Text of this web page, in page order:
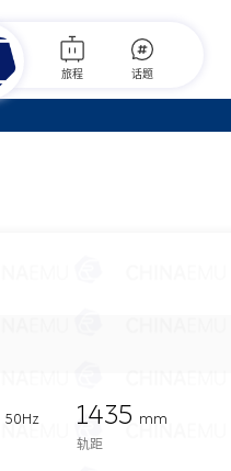
旅程 话题
50Hz
1435 mm
轨距